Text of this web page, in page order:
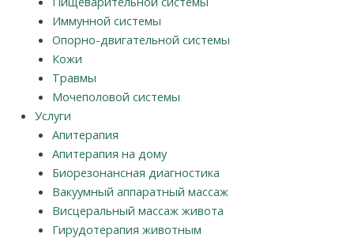
Иммунной системы
Опорно-двигательной системы
Кожи
Травмы
Мочеполовой системы
Услуги
Апитерапия
Апитерапия на дому
Биорезонансная диагностика
Вакуумный аппаратный массаж
Висцеральный массаж живота
Гирудотерапия животным